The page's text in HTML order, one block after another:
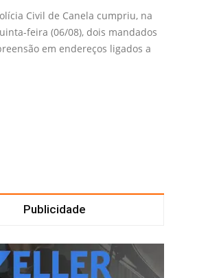
Civil de Canela cumpriu, na
feira (06/08), dois mandados
em endereços ligados a
Publicidade